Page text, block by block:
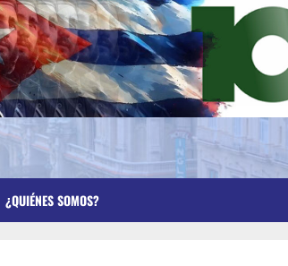
¿QUIÉNES SOMOS?